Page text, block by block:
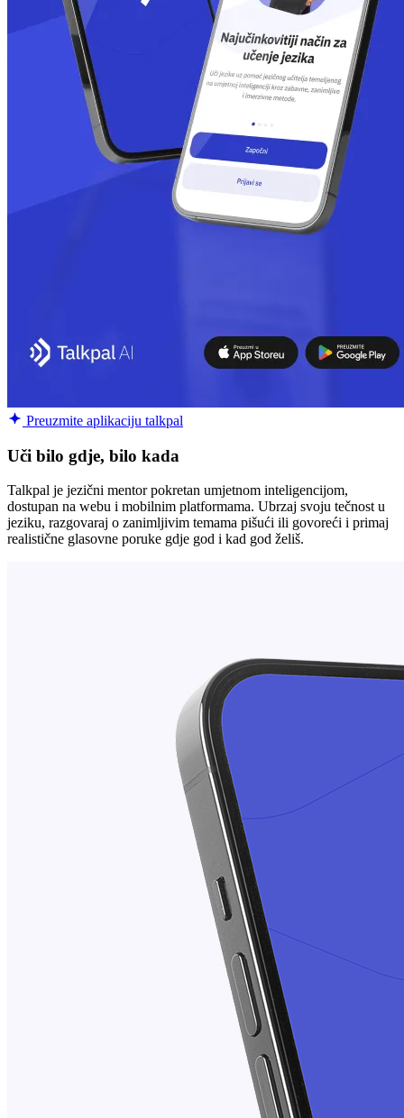
Preuzmite aplikaciju talkpal
Uči bilo gdje, bilo kada
Talkpal je jezični mentor pokretan umjetnom inteligencijom,
dostupan na webu i mobilnim platformama. Ubrzaj svoju tečnost u
jeziku, razgovaraj o zanimljivim temama pišući ili govoreći i primaj
realistične glasovne poruke gdje god i kad god želiš.